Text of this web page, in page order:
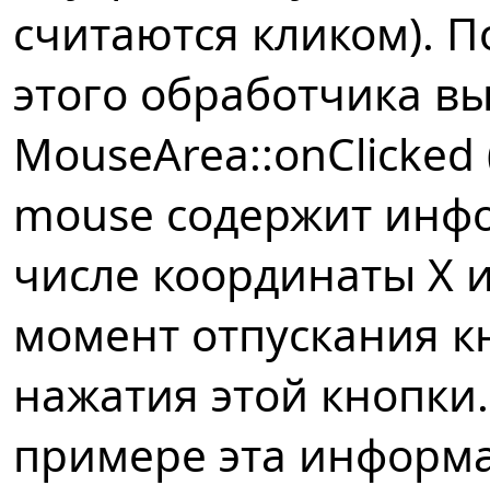
считаются кликом).
этого обработчика
mouse содержит
числе координаты X
момент отпускания
нажатия этой
примере эта